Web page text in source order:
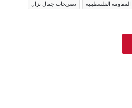
المقاومة الفلسطينية
تصريحات جمال نزال